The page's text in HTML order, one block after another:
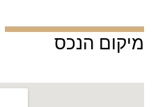
מיקום הנכס